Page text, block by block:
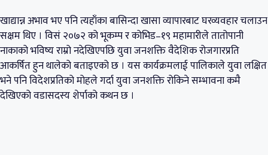
खाद्यान्न अभाव भए पनि त्यहाँका बासिन्दा खासा व्यापारबाट घरव्यवहार चलाउन
सक्षम थिए । विसं २०७२ को भूकम्प र कोभिड–१९ महामारीले तातोपानी
नाकाको भविष्य राम्रो नदेखिएपछि युवा जनशक्ति वैदेशिक रोजगारप्रति
आकर्षित हुन थालेको बताइएको छ । यस कार्यक्रमलाई पालिकाले युवा लक्षित
भने पनि विदेशप्रतिको मोहले गर्दा युवा जनशक्ति रोकिने सम्भावना कमै
देखिएको वडासदस्य शेर्पाको कथन छ ।